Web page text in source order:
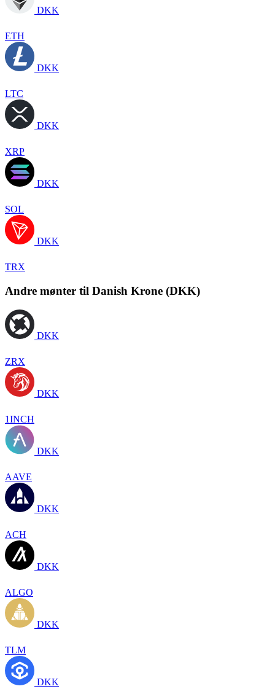
DKK
ETH
DKK
LTC
DKK
XRP
DKK
SOL
DKK
TRX
Andre mønter til Danish Krone (DKK)
DKK
ZRX
DKK
1INCH
DKK
AAVE
DKK
ACH
DKK
ALGO
DKK
TLM
DKK